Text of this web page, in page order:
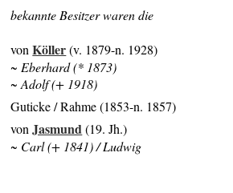
bekannte Besitzer waren die
vonKöller(v. 1879-n. 1928)
~ Eberhard (* 1873)
~ Adolf (+ 1918)
Guticke / Rahme (1853-n. 1857)
vonJasmund(19. Jh.)
~ Carl (+ 1841) / Ludwig